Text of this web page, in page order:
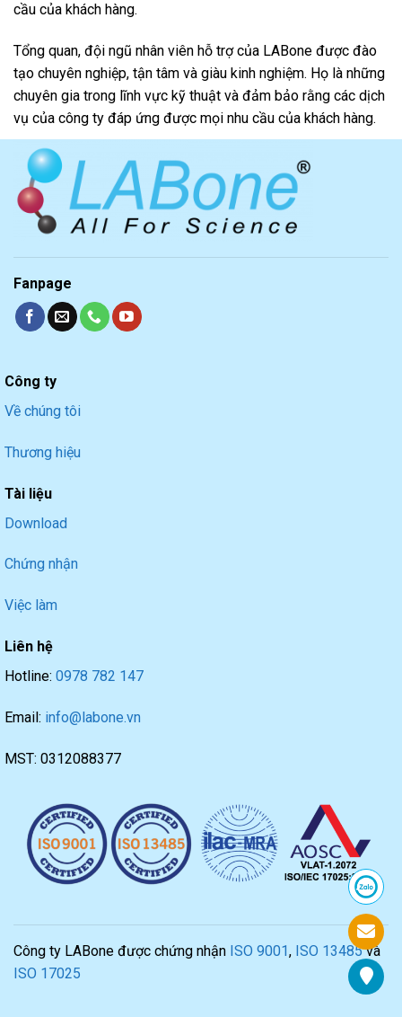
cầu của khách hàng.
Tổng quan, đội ngũ nhân viên hỗ trợ của LABone được đào
tạo chuyên nghiệp, tận tâm và giàu kinh nghiệm. Họ là những
chuyên gia trong lĩnh vực kỹ thuật và đảm bảo rằng các dịch
vụ của công ty đáp ứng được mọi nhu cầu của khách hàng.
Fanpage
Công ty
Về chúng tôi
Thương hiệu
Tài liệu
Download
Chứng nhận
Việc làm
Liên hệ
Hotline: 0978 782 147
Email: info@labone.vn
MST: 0312088377
Công ty LABone được chứng nhận ISO 9001, ISO 13485và
ISO 17025